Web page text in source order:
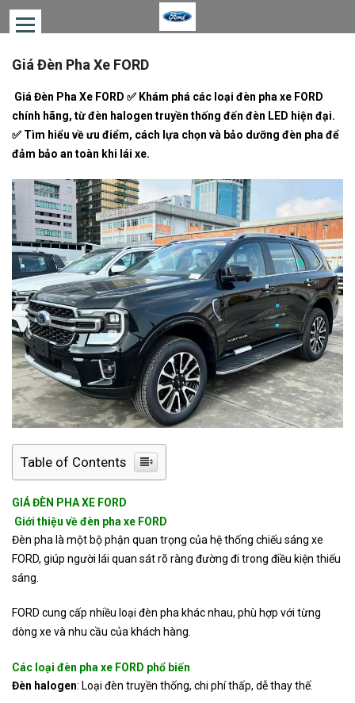
TRANG
XE
BÁN
GIÁ
XE
FORD
ƯỚC
TÍNH
CHI
PHÍ
ƯỚC
TÍNH
TRẢ
GÓP
ĐẠI
LÝ
FORD
TIN
TỨC
Giá Đèn Pha Xe FORD
Giá Đèn Pha Xe FORD ✅ Khám phá các loại đèn pha xe FORD
chính hãng, từ đèn halogen truyền thống đến đèn LED hiện đại.
✅ Tìm hiểu về ưu điểm, cách lựa chọn và bảo dưỡng đèn pha để
đảm bảo an toàn khi lái xe.
Table of Contents
GIÁ ĐÈN PHA XE FORD
Giới thiệu về đèn pha xe FORD
Đèn pha là một bộ phận quan trọng của hệ thống chiếu sáng xe
FORD, giúp người lái quan sát rõ ràng đường đi trong điều kiện thiếu
sáng.
FORD cung cấp nhiều loại đèn pha khác nhau, phù hợp với từng
dòng xe và nhu cầu của khách hàng.
Các loại đèn pha xe FORD phổ biến
Đèn halogen: Loại đèn truyền thống, chi phí thấp, dễ thay thế.